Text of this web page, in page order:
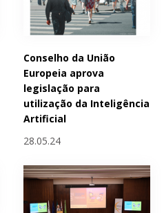
Conselho da União
Europeia aprova
legislação para
utilização da Inteligência
Artificial
28.05.24